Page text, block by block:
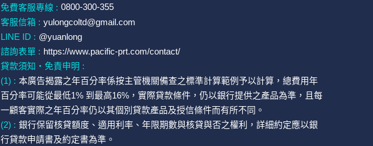
免費客服專線 : 0800-300-355
客服信箱 : yulongcoltd@gmail.com
LINE ID : @yuanlong
諮詢表單 : https://www.pacific-prt.com/contact/
貸款須知・免責申明 :
(1) : 本廣告揭露之年百分率係按主管機關備查之標準計算範例予以計算，總費用年
百分率可能從最低1% 到最高16%，實際貸款條件，仍以銀行提供之產品為準，且每
一顧客實際之年百分率仍以其個別貸款產品及授信條件而有所不同。
(2) : 銀行保留核貸額度、適用利率、年限期數與核貸與否之權利，詳細約定應以銀
行貸款申請書及約定書為準。